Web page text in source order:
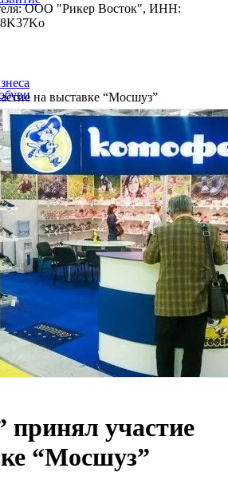
ООО "Рикер Восток", ИНН:
на выставке “Мосшуз”
принял участие
“Мосшуз”